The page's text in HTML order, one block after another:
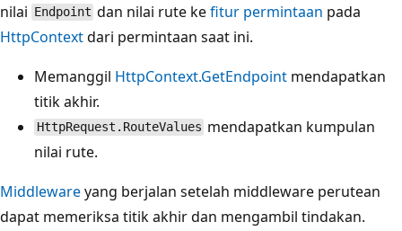
nilai Endpoint dan nilai rute kefitur permintaan pada
HttpContextdari permintaan saat ini.
Memanggil HttpContext.GetEndpoint mendapatkan
titik akhir.
HttpRequest.RouteValues mendapatkan kumpulan
nilai rute.
Middlewareyang berjalan setelah middleware perutean
dapat memeriksa titik akhir dan mengambil tindakan.